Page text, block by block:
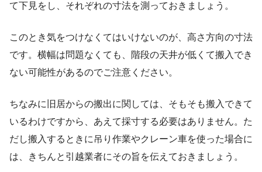
て下見をし、それぞれの寸法を測っておきましょう。
このとき気をつけなくてはいけないのが、高さ方向の寸法
です。横幅は問題なくても、階段の天井が低くて搬入でき
ない可能性があるのでご注意ください。
ちなみに旧居からの搬出に関しては、そもそも搬入できて
いるわけですから、あえて採寸する必要はありません。た
だし搬入するときに吊り作業やクレーン車を使った場合に
は、きちんと引越業者にその旨を伝えておきましょう。